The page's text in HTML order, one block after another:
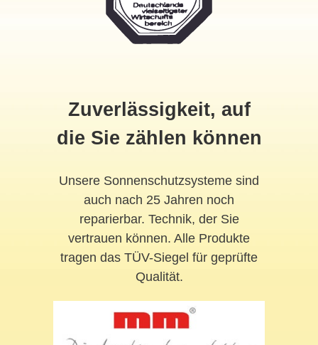
Zuverlässigkeit, auf
die Sie zählen können
Unsere Sonnenschutzsysteme sind
auch nach 25 Jahren noch
reparierbar. Technik, der Sie
vertrauen können. Alle Produkte
tragen das TÜV-Siegel für geprüfte
Qualität.